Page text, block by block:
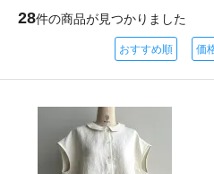
28件の商品が見つかりました
おすすめ順 価